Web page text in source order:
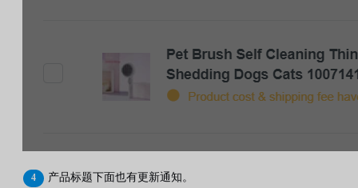
产品标题下面也有更新通知。